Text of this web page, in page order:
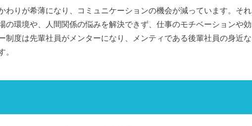
わりが希薄になり、コミュニケーションの機会が減っています。それ
の環境や、人間関係の悩みを解決できず、仕事のモチベーションや効
制度は先輩社員がメンターになり、メンティである後輩社員の身近な
。